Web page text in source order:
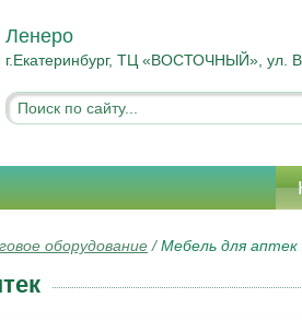
Ленеро
г.Екатеринбург, ТЦ «ВОСТОЧНЫЙ», ул.
оборудование /Мебель для аптек